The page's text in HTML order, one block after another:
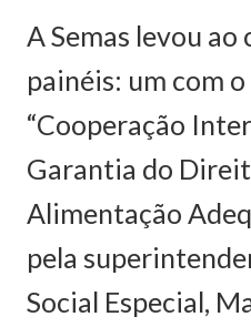
A Semas levou ao
painéis: um com
“Cooperação
Garantia do
Alimentação
pela
Social Especial,